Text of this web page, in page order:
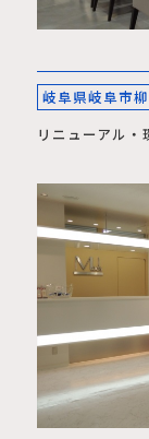
岐阜県岐阜市
リニューアル